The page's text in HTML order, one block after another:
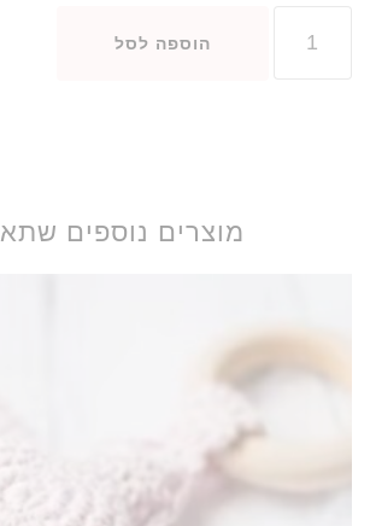
הוספה לסל
מוצרים נוספים